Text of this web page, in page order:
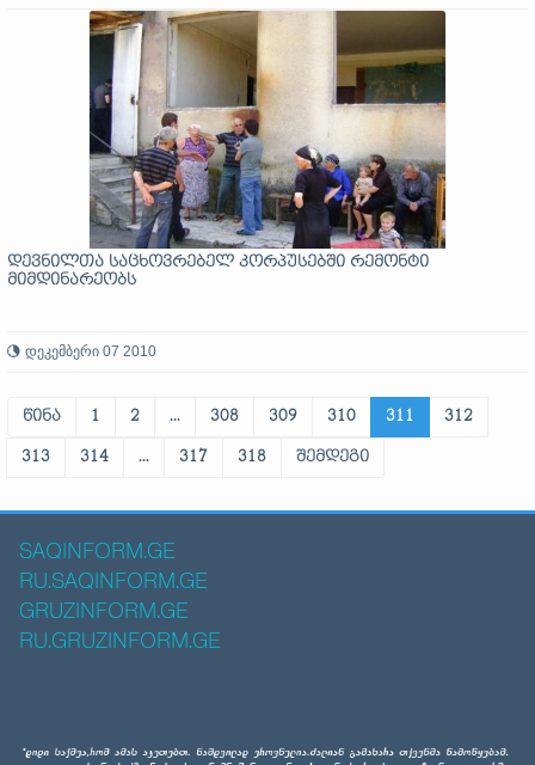
დევნილთა საცხოვრებელ კორპუსებში რემონტი
მიმდინარეობს
დეკემბერი 07 2010
წინა 1 2 ... 308 309 310 311 312
313 314 ... 317 318 შემდეგი
SAQINFORM.GE
RU.SAQINFORM.GE
GRUZINFORM.GE
RU.GRUZINFORM.GE